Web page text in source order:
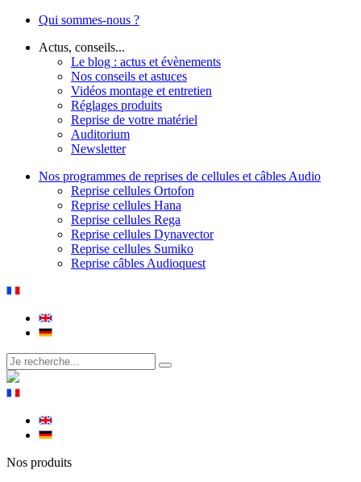
Qui sommes-nous ?
Actus, conseils...
Le blog : actus et évènements
Nos conseils et astuces
Vidéos montage et entretien
Réglages produits
Reprise de votre matériel
Auditorium
Newsletter
Nos programmes de reprises de cellules et câbles Audio
Reprise cellules Ortofon
Reprise cellules Hana
Reprise cellules Rega
Reprise cellules Dynavector
Reprise cellules Sumiko
Reprise câbles Audioquest
Nos produits